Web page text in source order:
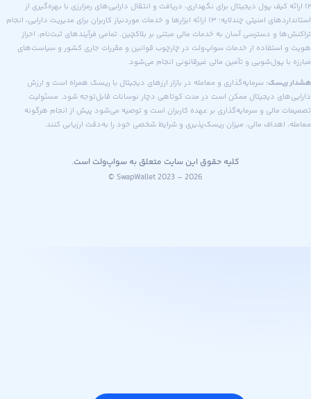
کیف پول دیجیتال برای نگهداری، دریافت و انتقال دارایی‌های رمزارزی با بهره‌گیری از
استانداردهای امنیتی چندلایه؛ ۳) ارائه ابزارها و خدمات موردنیاز کاربران برای مدیریت دارایی، انجام
و دسترسی آسان به خدمات مالی مبتنی بر بلاکچین. تمامی فرآیندهای ثبت‌نام، احراز
از خدمات سواپ‌ولت در چارچوب قوانین و مقررات جاری کشور و سیاست‌های
پول‌شویی و تأمین مالی غیرقانونی انجام می‌شود.
سرمایه‌گذاری و معامله در بازار ارزهای دیجیتال با ریسک همراه است و ارزش
دیجیتال ممکن است در مدت کوتاهی دچار نوسانات قابل‌توجه شود. مسئولیت
مالی و سرمایه‌گذاری بر عهده کاربران است و توصیه می‌شود پیش از انجام هرگونه
اهداف مالی، میزان ریسک‌پذیری و شرایط شخصی خود را به‌دقت ارزیابی کنند.
کلیه حقوق این سایت متعلق به سواپ‌ولت است.
© SwapWallet 2023 – 2026